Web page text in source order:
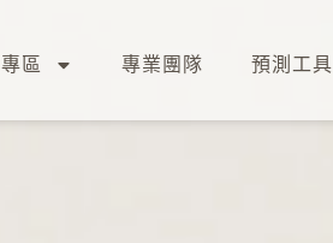
區 專業團隊 預測工具